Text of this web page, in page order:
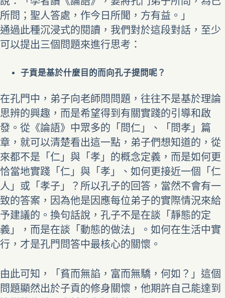
所問；聖人答處，作今日所聞，方有益。」
通過此種沉浸式的閱讀，我們對於這段對話，至少
可以提出三個問題來進行思考：
子貢是基於什麼目的而向孔子提問呢？
在孔門中，弟子向老師問問題，往往不是基於理論
思辨的興趣，而是希望得到有關實踐的引導和啟
發。從《論語》中眾多的「問仁」、「問孝」篇
章，就可以清楚看出這一點，弟子們想知道的，從
來都不是「仁」與「孝」的概念定義，而是如何更
恰當地實踐「仁」與「孝」、如何更接近一個「仁
人」或「孝子」？所以孔子的回答，當然不會有一
致的答案，因為他是因應每位弟子的實際情況來給
予建議的。換句話說，孔子不是在談「靜態的定
義」，而是在談「動態的做法」。如何在生活中實
行，才是孔門問答中最核心的關懷。
由此可知，「貧而無諂，富而無驕，何如？」這個
問題顯然出於子貢的修身關懷，他期許自己能達到